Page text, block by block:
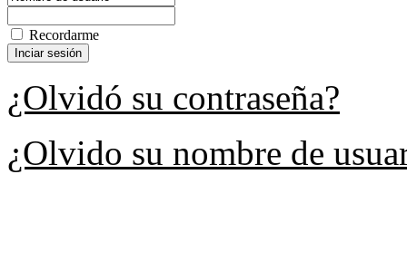
Recordarme
¿Olvidó su contraseña?
¿Olvido su nombre de